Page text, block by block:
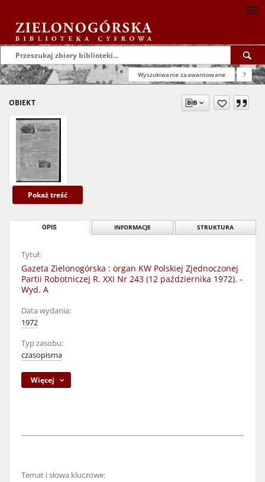
Wyszukiwanie zaawansowane ?
OBIEKT
Pokaż treść
OPIS INFORMACJE STRUKTURA
Tytuł:
Gazeta Zielonogórska : organ KW Polskiej Zjednoczonej
Partii Robotniczej R. XXI Nr 243 (12 października 1972). -
Wyd. A
Data wydania:
1972
Typ zasobu:
czasopisma
Więcej
Temat i słowa kluczowe: